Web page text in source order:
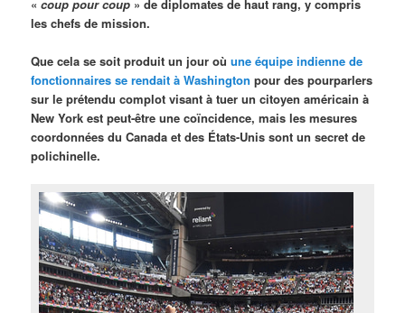
«coup pour coup » de diplomates de haut rang, y compris
les chefs de mission.
Que cela se soit produit un jour oùune équipe indienne de
fonctionnaires se rendait à Washington pour des pourparlers
sur le prétendu complot visant à tuer un citoyen américain à
New York est peut-être une coïncidence, mais les mesures
coordonnées du Canada et des États-Unis sont un secret de
polichinelle.